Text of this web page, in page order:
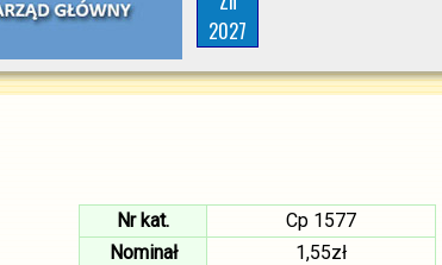
2027
Nr kat.
Cp 1577
Nominał
1,55zł